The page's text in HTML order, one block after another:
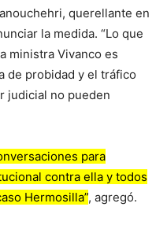
querellante en
la medida. “Lo que
ministra Vivanco es
de probidad y el tráfico
judicial no pueden
para
contra ella y todos
Hermosilla”, agregó.